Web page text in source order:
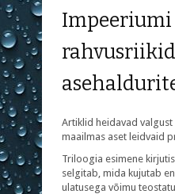
Impeeriumi
Artiklid heidavad
maailmas aset leidvaid
Triloogia esimene
selgitab, mida kujutab
ulatusega võimu